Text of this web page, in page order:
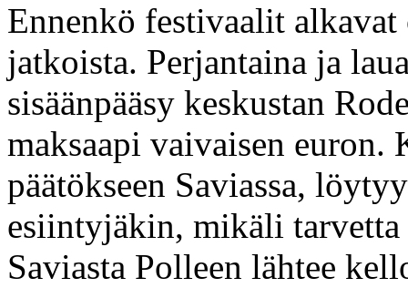
Ennenkö festivaalit alkavat
jatkoista. Perjantaina ja
sisäänpääsy keskustan
maksaapi vaivaisen euron.
päätökseen Saviassa,
esiintyjäkin, mikäli
Saviasta Polleen lähtee